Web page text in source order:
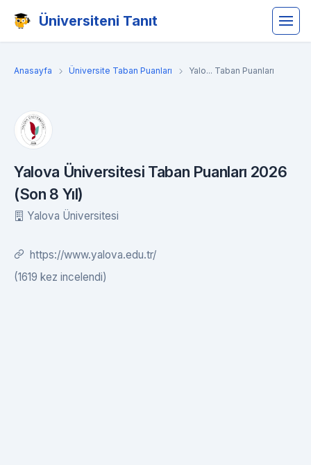
Üniversiteni Tanıt
Anasayfa Üniversite Taban Puanları Yalo... Taban Puanları
Yalova Üniversitesi Taban Puanları 2026
(Son 8 Yıl)
Yalova Üniversitesi
https://www.yalova.edu.tr/
(1619 kez incelendi)